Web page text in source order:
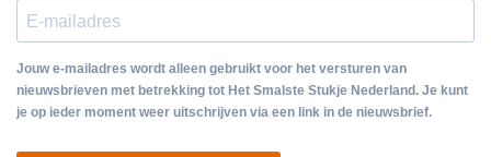
Jouw e-mailadres wordt alleen gebruikt voor het versturen van
nieuwsbrieven met betrekking tot Het Smalste Stukje Nederland. Je kunt
je op ieder moment weer uitschrijven via een link in de nieuwsbrief.